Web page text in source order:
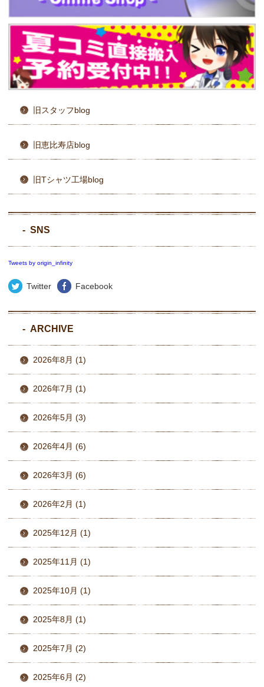
旧スタッフblog
旧恵比寿店blog
旧Tシャツ工場blog
SNS
Tweets by origin_infinity
Twitter Facebook
ARCHIVE
2026年8月 (1)
2026年7月 (1)
2026年5月 (3)
2026年4月 (6)
2026年3月 (6)
2026年2月 (1)
2025年12月 (1)
2025年11月 (1)
2025年10月 (1)
2025年8月 (1)
2025年7月 (2)
2025年6月 (2)